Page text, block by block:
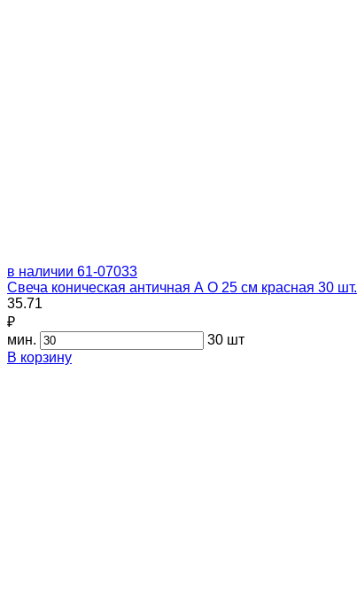
в наличии 61-07033
Свеча коническая античная А О 25 см красная 30 шт.
35.71
₽
мин.
30 шт
В корзину